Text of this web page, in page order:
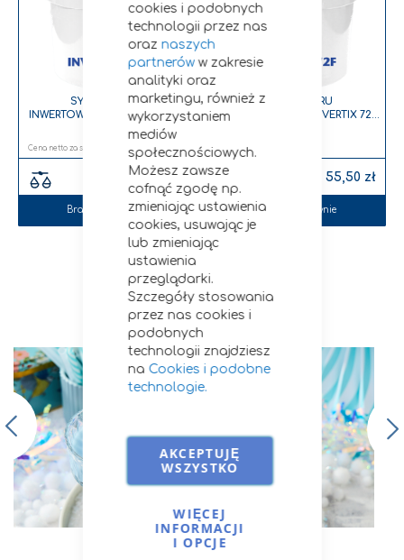
cookies i podobnych
technologii przez nas
oraz naszych
partneróww zakresie
analityki oraz
marketingu, również z
wykorzystaniem
mediów
społecznościowych.
Możesz zawsze
cofnąć zgodę np.
zmieniając ustawienia
cookies, usuwając je
lub zmieniając
ustawienia
przeglądarki.
Szczegóły stosowania
przez nas cookies i
podobnych
technologii znajdziesz
na Cookies i podobne
technologie.
AKCEPTUJĘ
WSZYSTKO
WIĘCEJ
INFORMACJI
I OPCJE
SYROP CUKRU
INWERTOWANEGO INVERTIX 72
54,00 zł
Brak w magazynie
SYROP CUKRU
INWERTOWANEGO INVERTIX 72F
55,50 zł
Brak w magazynie
Przepisy i porady
Cukier trzcinowy | Arctic Splash